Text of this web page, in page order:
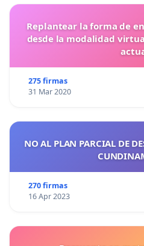
Replantear la forma de
desde la modalidad
275 firmas
31 Mar 2020
NO AL PLAN PARCIAL DE
270 firmas
16 Apr 2023